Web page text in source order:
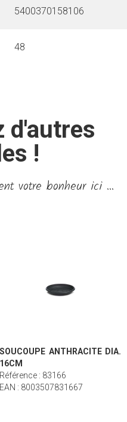
5400370158106
48
d'autres
!
votre bonheur ici ...
SOUCOUPE ANTHRACITE DIA.
16CM
Référence : 83166
EAN : 8003507831667